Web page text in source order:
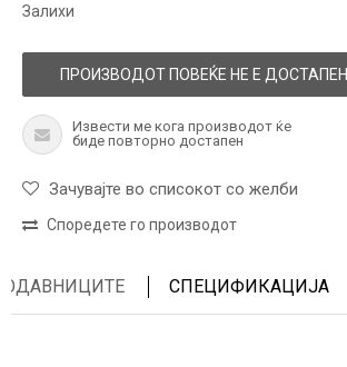
Залихи
ПРОИЗВОДОТ ПОВЕЌЕ НЕ Е ДОСТАПЕН
Извести ме кога производот ќе
биде повторно достапен
Зачувајте во списокот со желби
Споредете го производот
СПЕЦИФИКАЦИЈА